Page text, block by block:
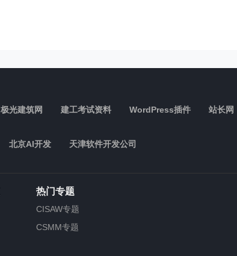
极光建筑网 建工考试资料 WordPress插件 站长网
北京AI开发 天津软件开发公司
热门专题
CISAW专题
CSMM专题